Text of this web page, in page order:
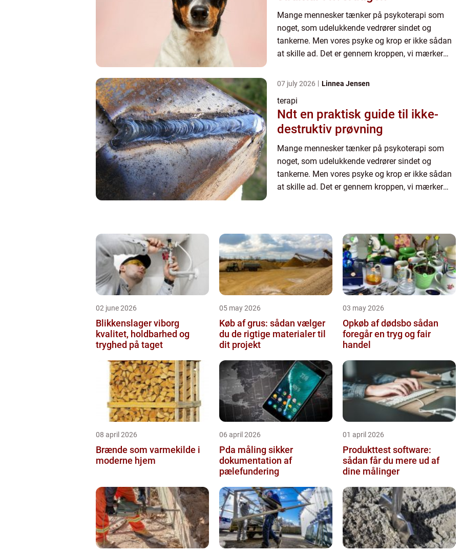
Mange mennesker tænker på psykoterapi som
noget, som udelukkende vedrører sindet og
tankerne. Men vores psyke og krop er ikke sådan
at skille ad. Det er gennem kroppen, vi mærker
07 july 2026 Linnea Jensen
terapi
Ndt en praktisk guide til ikke-
destruktiv prøvning
Mange mennesker tænker på psykoterapi som
noget, som udelukkende vedrører sindet og
tankerne. Men vores psyke og krop er ikke sådan
at skille ad. Det er gennem kroppen, vi mærker
02 june 2026
Blikkenslager viborg
kvalitet, holdbarhed og
tryghed på taget
05 may 2026
Køb af grus: sådan vælger
du de rigtige materialer til
dit projekt
03 may 2026
Opkøb af dødsbo sådan
foregår en tryg og fair
handel
08 april 2026
Brænde som varmekilde i
moderne hjem
06 april 2026
Pda måling sikker
dokumentation af
pælefundering
01 april 2026
Produkttest software:
sådan får du mere ud af
dine målinger